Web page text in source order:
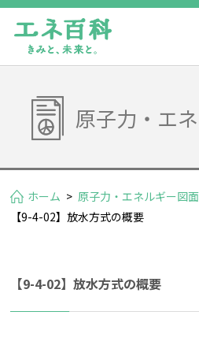
原子力・エ
ホーム > 原子力・エネルギー図
【9-4-02】放水方式の概要
【9-4-02】放水方式の概要